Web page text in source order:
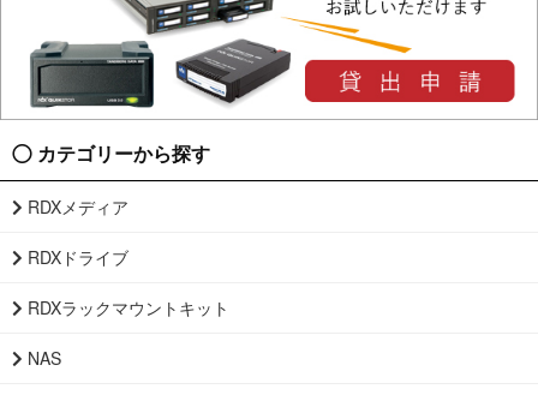
カテゴリーから探す
RDXメディア
RDXドライブ
RDXラックマウントキット
NAS